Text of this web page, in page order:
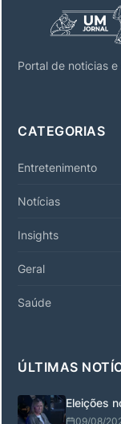
Portal de noticias
CATEGORIAS
Entretenimento
Notícias
Insights
Geral
Saúde
ÚLTIMAS
Eleições
09/08/